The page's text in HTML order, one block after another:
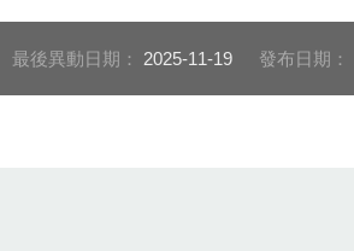
最後異動日期： 2025-11-19 發布日期：